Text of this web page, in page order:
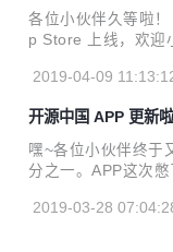
b。更多调整如下图
榜」 ●新增「开源
「划水排行榜」，
跃前三名的用户即
线
各位小伙伴久等啦
p Store 上线，欢迎
作者」入口 新增各
情的功能介绍戳这
身，灰名单同步上
载：→戳我← 扫码体
2019-04-09
开源中国 APP 更新
线
嘿~各位小伙伴终于
分之一。APP这次
台数据看，「开源
2019-03-28